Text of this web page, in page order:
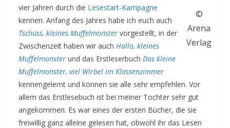
©
Arena
Verlag
vier Jahren durch die Lesestart-Kampagne
kennen. Anfang des Jahres habe ich euch auch
Tschüss, kleines Muffelmonster vorgestellt, in der
Zwischenzeit haben wir auch Hallo, kleines
Muffelmonster und das Erstleserbuch Das kleine
Muffelmonster, viel Wirbel im Klassenzimmer
kennengelernt und können sie alle sehr empfehlen. Vor
allem das Erstlesebuch ist bei meiner Tochter sehr gut
angekommen. Es war eines der ersten Bücher, die sie
freiwillig ganz alleine gelesen hat, obwohl ihr das Lesen